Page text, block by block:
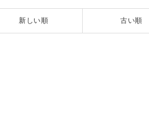
新しい順 古い順